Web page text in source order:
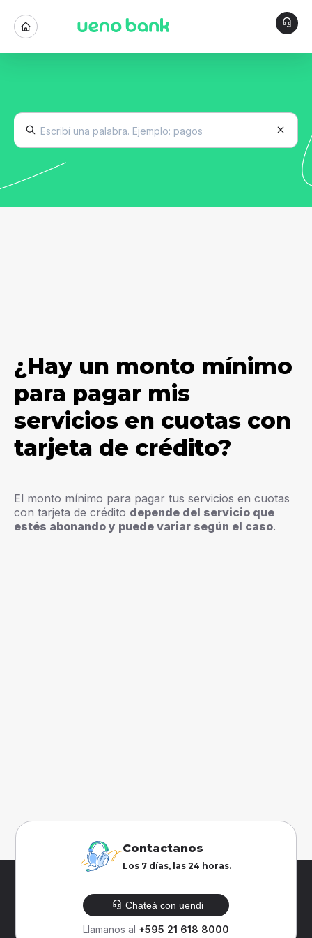
¿Hay un monto mínimo
para pagar mis
servicios en cuotas con
tarjeta de crédito?
El monto mínimo para pagar tus servicios en cuotas
con tarjeta de crédito depende del servicio que
estés abonando y puede variar según el caso.
Contactanos
Los 7 días, las 24 horas.
Chateá con uendi
Llamanos al +595 21 618 8000